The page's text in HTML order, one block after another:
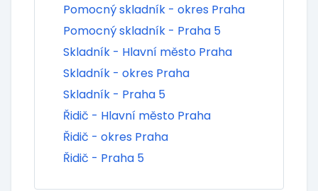
Pomocný skladník - okres Praha
Pomocný skladník - Praha 5
Skladník - Hlavní město Praha
Skladník - okres Praha
Skladník - Praha 5
Řidič - Hlavní město Praha
Řidič - okres Praha
Řidič - Praha 5